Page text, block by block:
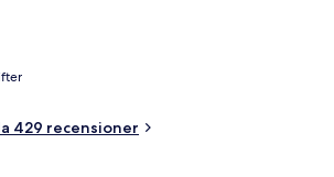
429 recensioner